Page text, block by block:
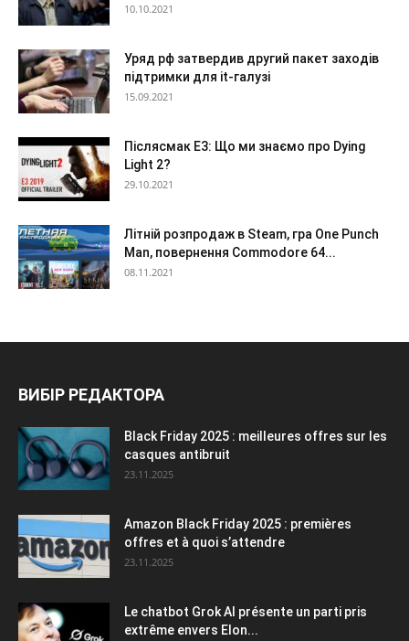
10.10.2021
Уряд рф затвердив другий пакет заходів
підтримки для it-галузі
15.09.2021
Післясмак Е3: Що ми знаємо про Dying
Light 2?
29.10.2021
Літній розпродаж в Steam, гра One Punch
Man, повернення Commodore 64...
08.11.2021
ВИБІР РЕДАКТОРА
Black Friday 2025 : meilleures offres sur les
casques antibruit
23.11.2025
Amazon Black Friday 2025 : premières
offres et à quoi s’attendre
23.11.2025
Le chatbot Grok AI présente un parti pris
extrême envers Elon...